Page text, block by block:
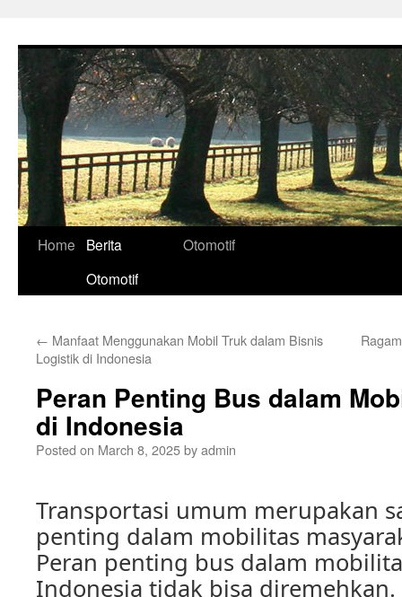
Home
Berita
Otomotif
Otomotif
← Manfaat Menggunakan Mobil Truk dalam Bisnis
Logistik di Indonesia
Peran Penting Bus dalam
di Indonesia
Posted on March 8, 2025byadmin
Transportasi umum merupakan
penting dalam mobilitas
Peran penting bus dalam
Indonesia tidak bisa